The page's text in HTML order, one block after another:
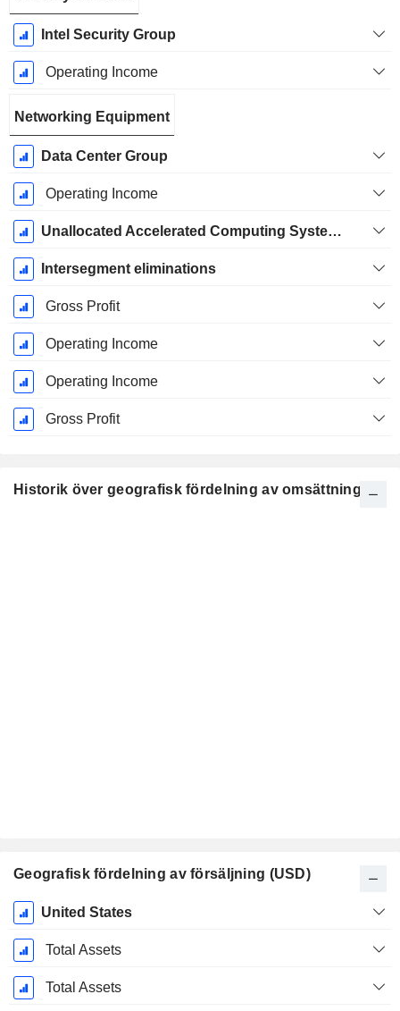
Intel Security Group
Operating Income
Networking Equipment
Data Center Group
Operating Income
Unallocated Accelerated Computing Systems and Graphics Intersegment Revenue
Intersegment eliminations
Gross Profit
Operating Income
Operating Income
Gross Profit
Historik över geografisk fördelning av omsättning
Geografisk fördelning av försäljning (USD)
Skatteperiod:
December
United States
Total Assets
Total Assets